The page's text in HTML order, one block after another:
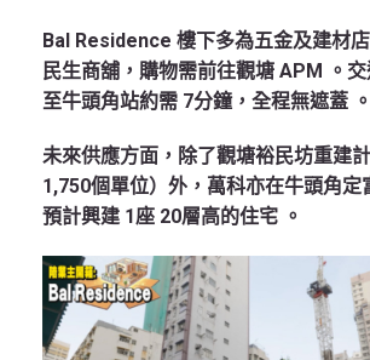
Bal Residence 樓下多為五金及建材
民生商舖，購物需前往觀塘 APM 。
至牛頭角站約需 7分鐘，全程無遮蓋 。
未來供應方面，除了觀塘裕民坊重建
1,750個單位）外，萬科亦在牛頭角定
預計興建 1座 20層高的住宅 。